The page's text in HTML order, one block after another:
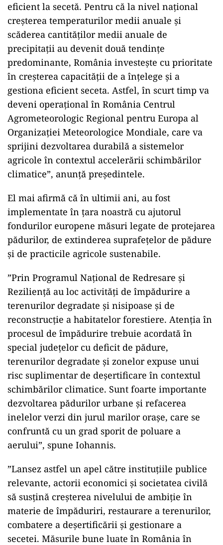
eficient la secetă. Pentru că la nivel naţional
creşterea temperaturilor medii anuale şi
scăderea cantităţilor medii anuale de
precipitaţii au devenit două tendinţe
predominante, România investeşte cu prioritate
în creşterea capacităţii de a înţelege şi a
gestiona eficient seceta. Astfel, în scurt timp va
deveni operaţional în România Centrul
Agrometeorologic Regional pentru Europa al
Organizaţiei Meteorologice Mondiale, care va
sprijini dezvoltarea durabilă a sistemelor
agricole în contextul accelerării schimbărilor
climatice”, anunţă preşedintele.
El mai afirmă că în ultimii ani, au fost
implementate în ţara noastră cu ajutorul
fondurilor europene măsuri legate de protejarea
pădurilor, de extinderea suprafeţelor de pădure
şi de practicile agricole sustenabile.
”Prin Programul Naţional de Redresare şi
Rezilienţă au loc activităţi de împădurire a
terenurilor degradate şi nisipoase şi de
reconstrucţie a habitatelor forestiere. Atenţia în
procesul de împădurire trebuie acordată în
special judeţelor cu deficit de pădure,
terenurilor degradate şi zonelor expuse unui
risc suplimentar de deşertificare în contextul
schimbărilor climatice. Sunt foarte importante
dezvoltarea pădurilor urbane şi refacerea
inelelor verzi din jurul marilor oraşe, care se
confruntă cu un grad sporit de poluare a
aerului”, spune Iohannis.
”Lansez astfel un apel către instituţiile publice
relevante, actorii economici şi societatea civilă
să susţină creşterea nivelului de ambiţie în
materie de împăduriri, restaurare a terenurilor,
combatere a deşertificării şi gestionare a
secetei. Măsurile bune luate în România în